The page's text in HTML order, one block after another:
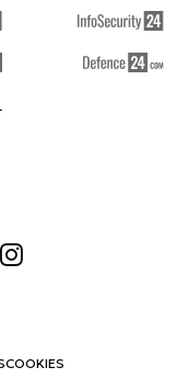
COOKIES